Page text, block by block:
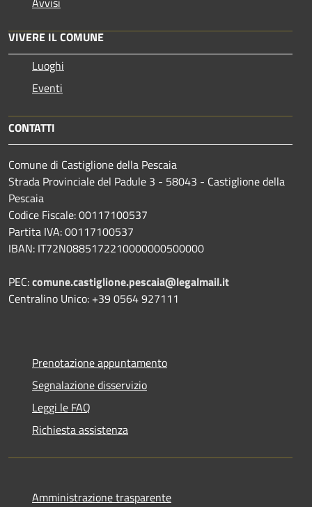
VIVERE IL COMUNE
Luoghi
Eventi
CONTATTI
Comune di Castiglione della Pescaia
Strada Provinciale del Padule 3 - 58043 - Castiglione della
Pescaia
Codice Fiscale: 00117100537
Partita IVA: 00117100537
IBAN: IT72N0885172210000000500000
PEC:comune.castiglione.pescaia@legalmail.it
Centralino Unico: +39 0564 927111
Prenotazione appuntamento
Segnalazione disservizio
Leggi le FAQ
Richiesta assistenza
Amministrazione trasparente